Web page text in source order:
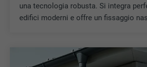
una tecnologia robusta. Si integra
edifici moderni e offre un fissaggio
NOME GPS
DECORSO 1 giorno